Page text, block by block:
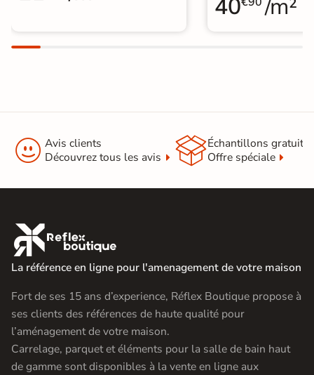
40 /m²
 Avis clients
Découvrez tous les avis
Échantillons gratuit
Offre spéciale

La référence en ligne pour l'amenagement de votre maison
Fort de ses 15 ans d’experience, Réflex Boutique propose à
ses clients des références de haute qualité pour
l’aménagement de votre maison.
Carrelage, parquet et éléments pour la salle de bain haut
de gamme sont disponibles à la vente en ligne aux